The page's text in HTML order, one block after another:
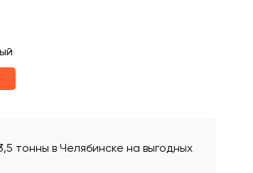
тонны в Челябинске на выгодных